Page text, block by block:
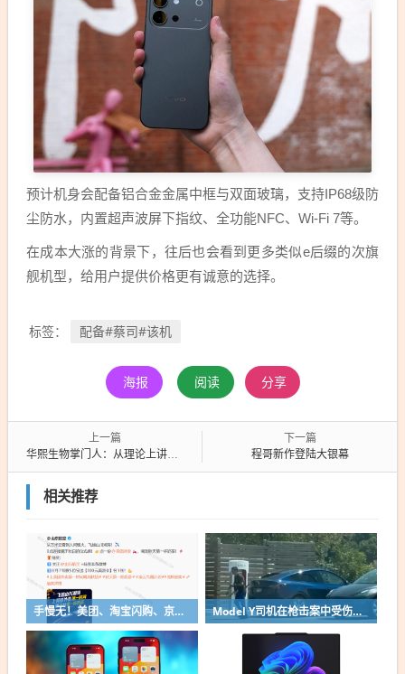
预计机身会配备铝合金金属中框与双面玻璃，支持IP68级防
尘防水，内置超声波屏下指纹、全功能NFC、Wi-Fi 7等。
在成本大涨的背景下，往后也会看到更多类似e后缀的次旗
舰机型，给用户提供价格更有诚意的选择。
标签： 配备#蔡司#该机
海报 阅读 分享
上一篇
华熙生物掌门人：从理论上讲人能永生但被七情六欲影响 AI提早了对未病的干预
下一篇
程哥新作登陆大银幕
相关推荐
手慢无！美团、淘宝闪购、京东官宣“秋天第一杯奶茶”前方门店已爆单预警 Model Y司机在枪击案中受伤！车主请求特斯拉增加一键解锁、跑路功能